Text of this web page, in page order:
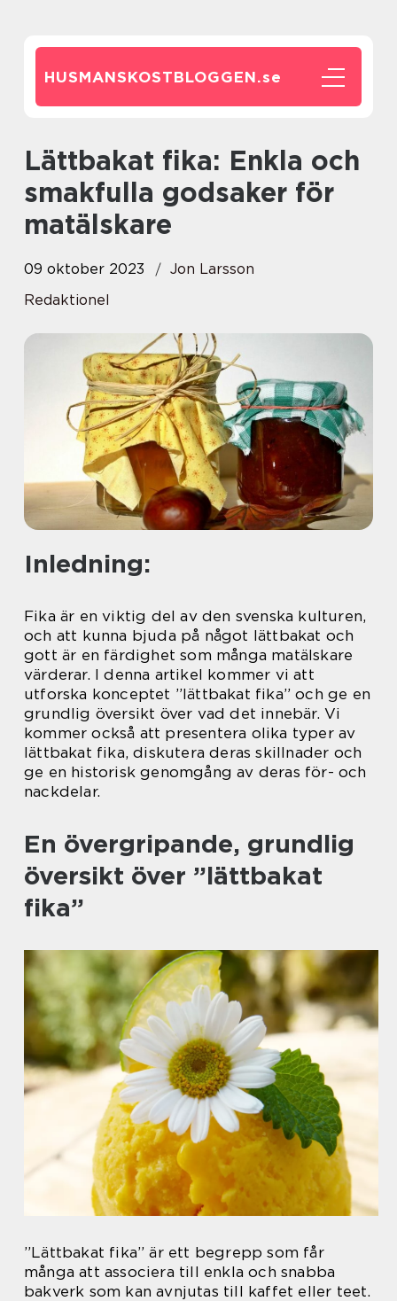
HUSMANSKOSTBLOGGEN.se
Lättbakat fika: Enkla och
smakfulla godsaker för
matälskare
09 oktober 2023
Jon Larsson
Redaktionel
Inledning:
Fika är en viktig del av den svenska kulturen,
och att kunna bjuda på något lättbakat och
gott är en färdighet som många matälskare
värderar. I denna artikel kommer vi att
utforska konceptet ”lättbakat fika” och ge en
grundlig översikt över vad det innebär. Vi
kommer också att presentera olika typer av
lättbakat fika, diskutera deras skillnader och
ge en historisk genomgång av deras för- och
nackdelar.
En övergripande, grundlig
översikt över ”lättbakat
fika”
”Lättbakat fika” är ett begrepp som får
många att associera till enkla och snabba
bakverk som kan avnjutas till kaffet eller teet.